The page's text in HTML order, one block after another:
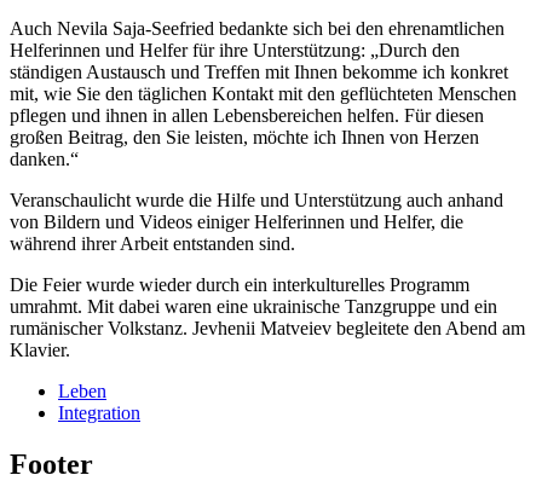
Auch Nevila Saja-Seefried bedankte sich bei den ehrenamtlichen
Helferinnen und Helfer für ihre Unterstützung: „Durch den
ständigen Austausch und Treffen mit Ihnen bekomme ich konkret
mit, wie Sie den täglichen Kontakt mit den geflüchteten Menschen
pflegen und ihnen in allen Lebensbereichen helfen. Für diesen
großen Beitrag, den Sie leisten, möchte ich Ihnen von Herzen
danken.“
Veranschaulicht wurde die Hilfe und Unterstützung auch anhand
von Bildern und Videos einiger Helferinnen und Helfer, die
während ihrer Arbeit entstanden sind.
Die Feier wurde wieder durch ein interkulturelles Programm
umrahmt. Mit dabei waren eine ukrainische Tanzgruppe und ein
rumänischer Volkstanz. Jevhenii Matveiev begleitete den Abend am
Klavier.
Leben
Integration
Footer